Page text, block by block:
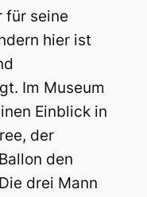
für seine
hier ist
Im Museum
Einblick in
der
den
drei Mann